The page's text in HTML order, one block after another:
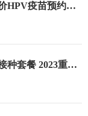
2023解放碑街道社区卫生服务中心进口二价HPV疫苗预约开始 2023解放碑街道社区卫生服务中心进口二价HPV疫苗预约通道
2023重庆高新区巴福镇卫生院妈妈女儿齐接种套餐 2023重庆高新区巴福镇卫生院妈妈女儿齐接种套餐秒杀时间